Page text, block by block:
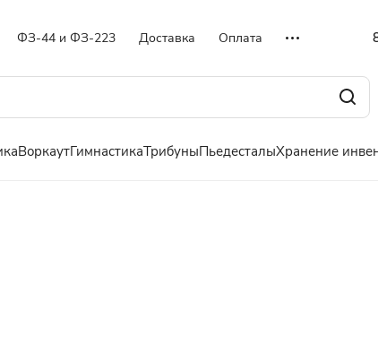
ФЗ-44 и ФЗ-223 Доставка Оплата
ВоркаутГимнастикаТрибуныПьедесталыХранение